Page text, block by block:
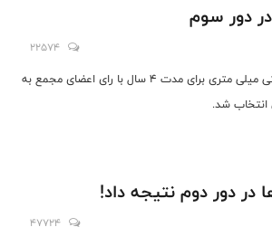
دور سوم
22574
افشید خوشنویس در رقابتی میلی متری برای مدت 4 سال با رای اعضای مجمع به
شد.
دور دوم نتیجه داد!
47724